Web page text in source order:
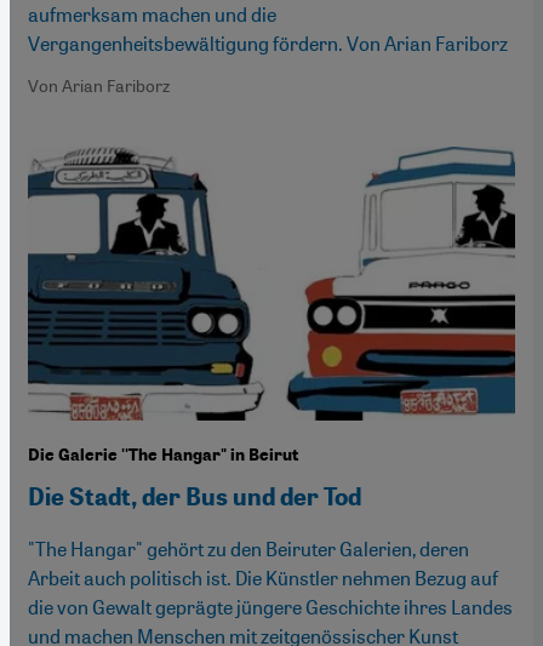
aufmerksam machen und die
Vergangenheitsbewältigung fördern. Von Arian Fariborz
Von Arian Fariborz
Die Galerie ''The Hangar" in Beirut
Die Stadt, der Bus und der Tod
"The Hangar" gehört zu den Beiruter Galerien, deren
Arbeit auch politisch ist. Die Künstler nehmen Bezug auf
die von Gewalt geprägte jüngere Geschichte ihres Landes
und machen Menschen mit zeitgenössischer Kunst